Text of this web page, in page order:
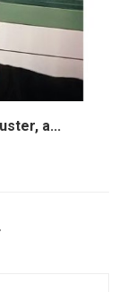
a...